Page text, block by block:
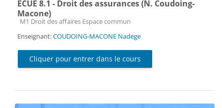
ECUE 8.1 - Droit des assurances (N. Coudoing-
Macone)
Catégorie de cours
M1 Droit des affaires Espace commun
Enseignant:COUDOING-MACONE Nadege
Cliquer pour entrer dans le cours